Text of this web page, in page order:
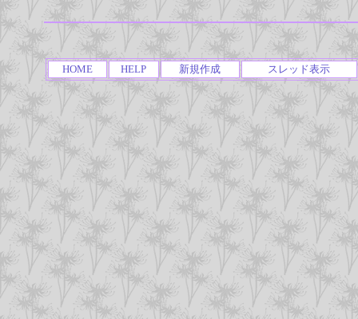
HOME HELP 新規作成 スレッド表示